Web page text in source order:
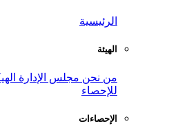
الرئيسية
الهيئة
من نحن مجلس الإدارة
للإحصاء
الإحصاءات